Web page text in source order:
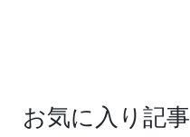
お気に入り記事